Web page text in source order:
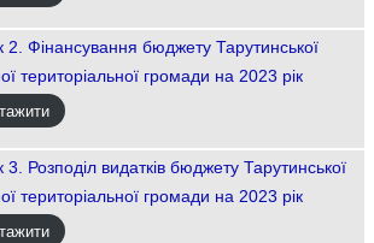
2. Фінансування бюджету Тарутинської
територіальної громади на 2023 рік
3. Розподіл видатків бюджету Тарутинської
територіальної громади на 2023 рік